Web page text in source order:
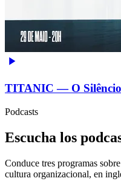
TITANIC — O
Podcasts
Escucha los
Conduce tres programas
cultura organizacional, en